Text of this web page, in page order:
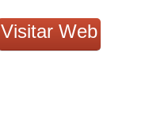
Visitar Web